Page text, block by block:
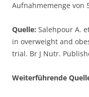
Aufnahmemenge von
Quelle: Salehpour A.
in overweight and
trial. Br J Nutr.
Weiterführende